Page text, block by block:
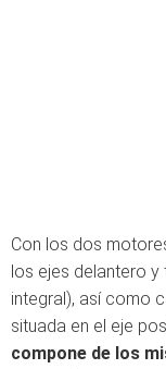
Con los dos
los ejes delantero
integral), así como
situada en el eje
compone de los